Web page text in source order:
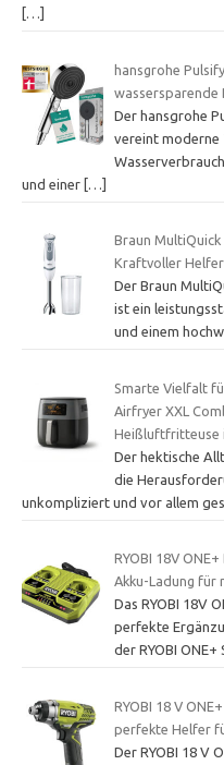
[…]
hansgrohe
wassersparende
Der hansgrohe
vereint moderne
und einer […]
Braun
Kraftvoller
Der Braun
ist ein
und einem
Smarte Vielfalt
Airfryer XXL
Heißluftfritteuse
Der hektische
die
unkompliziert und vor allem
RYOBI 18V
Akku-Ladung für
Das RYOBI 18V
perfekte
der RYOBI
RYOBI 18 V
perfekte Helfer
Der RYOBI 18 V